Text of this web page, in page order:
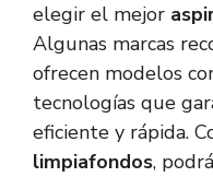
elegir el mejor
Algunas marcas
ofrecen modelos
tecnologías que
eficiente y rápida.
limpiafondos,